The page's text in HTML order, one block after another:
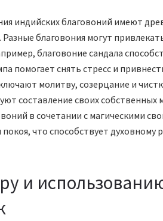
индийских благовоний имеют
благовония могут
благовоние сандала
помогает снять стресс и
молитву, созерцание и
составление своих собственных
в сочетании с магическими
что способствует духовному
и